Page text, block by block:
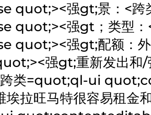
quot;><强gt;景： <
quot;><强gt；类型：
quot;><强gt;配额：
<强gt;重新发出和
跨类=quot;ql-ui
拉旺马特很容易租金